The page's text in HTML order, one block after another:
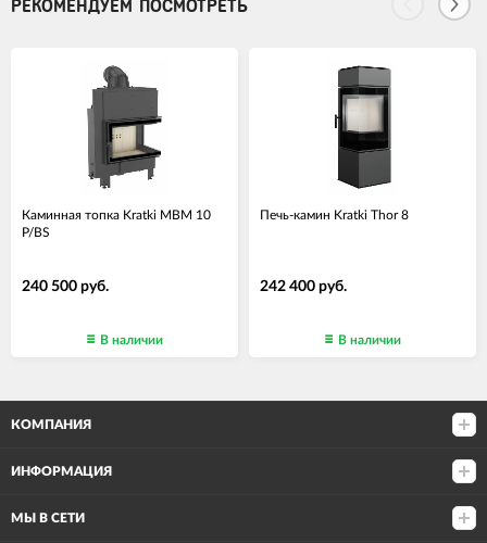
РЕКОМЕНДУЕМ ПОСМОТРЕТЬ
Каминная топка Kratki MBM 10
P/BS
240 500 руб.
В наличии
Печь-камин Kratki Thor 8
242 400 руб.
В наличии
КОМПАНИЯ
ИНФОРМАЦИЯ
МЫ В СЕТИ